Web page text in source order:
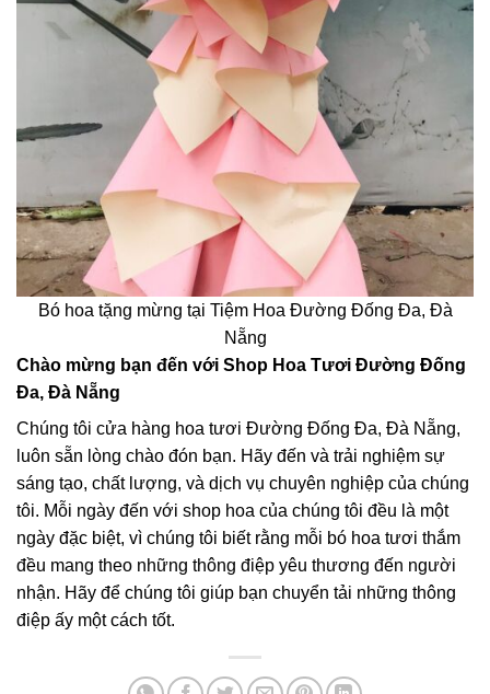
Bó hoa tặng mừng tại Tiệm Hoa Đường Đống Đa, Đà
Nẵng
Chào mừng bạn đến với Shop Hoa Tươi Đường Đống
Đa, Đà Nẵng
Chúng tôi cửa hàng hoa tươi Đường Đống Đa, Đà Nẵng,
luôn sẵn lòng chào đón bạn. Hãy đến và trải nghiệm sự
sáng tạo, chất lượng, và dịch vụ chuyên nghiệp của chúng
tôi. Mỗi ngày đến với shop hoa của chúng tôi đều là một
ngày đặc biệt, vì chúng tôi biết rằng mỗi bó hoa tươi thắm
đều mang theo những thông điệp yêu thương đến người
nhận. Hãy để chúng tôi giúp bạn chuyển tải những thông
điệp ấy một cách tốt.